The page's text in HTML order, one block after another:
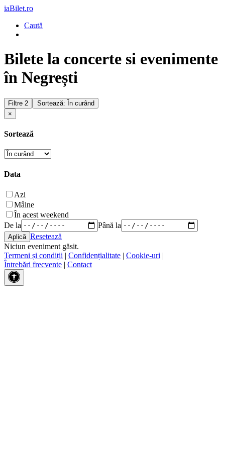
iaBilet.ro
Caută
Bilete la concerte si evenimente
în Negrești
Filtre 2
Sortează: În curând
×
Sortează
Data
Azi
Mâine
În acest weekend
De la
Până la
Resetează
Niciun eveniment găsit.
Termeni și condiții | Confidențialitate | Cookie-uri |
Întrebări frecvente | Contact